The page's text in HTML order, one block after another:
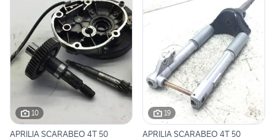
10
APRILIA SCARABEO 4T 50
19
APRILIA SCARABEO 4T 50